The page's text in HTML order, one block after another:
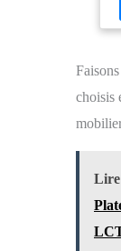
choisis
Lire